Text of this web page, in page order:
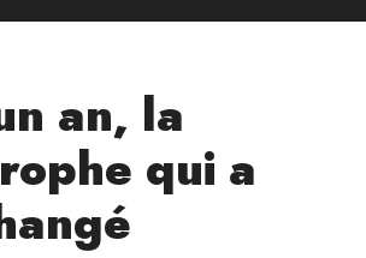
an, la
qui a